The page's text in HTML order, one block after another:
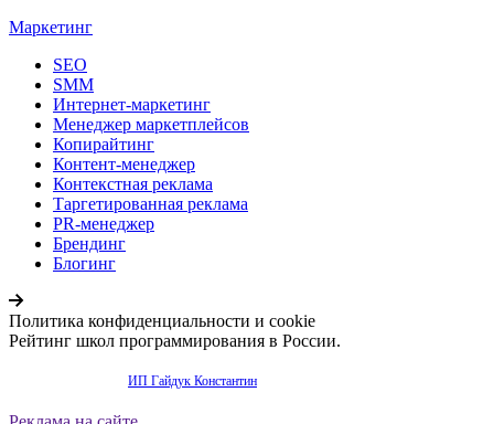
Маркетинг
SEO
SMM
Интернет-маркетинг
Менеджер маркетплейсов
Копирайтинг
Контент-менеджер
Контекстная реклама
Таргетированная реклама
PR-менеджер
Брендинг
Блогинг
Политика конфиденциальности и cookie
Рейтинг школ программирования в России.
ИП Гайдук Константин